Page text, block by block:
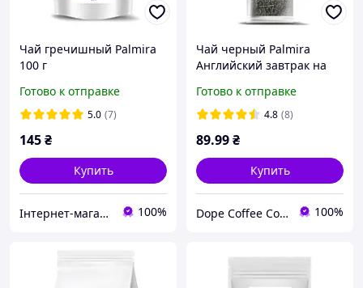
Чай гречишный Palmira
100 г
Готово к отправке
5.0 (7)
145₴
Купить
Інтернет-магазин Kava-e 100%
Чай черный Palmira
Английский завтрак на
Готово к отправке
4.8 (8)
89.99₴
Купить
Dope Coffee Company (Кавова компанія ДОУП) 100%